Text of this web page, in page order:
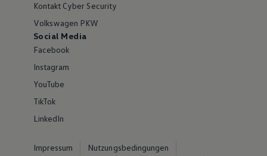
Kontakt Cyber Security
Volkswagen PKW
Social Media
Facebook
Instagram
YouTube
TikTok
LinkedIn
Impressum
Nutzungsbedingungen